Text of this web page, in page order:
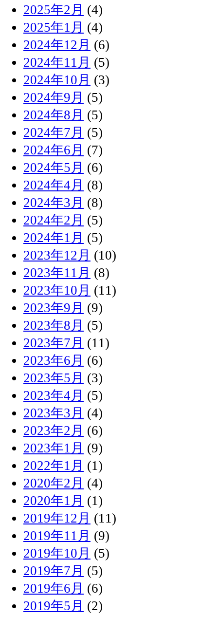
2025年2月 (4)
2025年1月 (4)
2024年12月 (6)
2024年11月 (5)
2024年10月 (3)
2024年9月 (5)
2024年8月 (5)
2024年7月 (5)
2024年6月 (7)
2024年5月 (6)
2024年4月 (8)
2024年3月 (8)
2024年2月 (5)
2024年1月 (5)
2023年12月 (10)
2023年11月 (8)
2023年10月 (11)
2023年9月 (9)
2023年8月 (5)
2023年7月 (11)
2023年6月 (6)
2023年5月 (3)
2023年4月 (5)
2023年3月 (4)
2023年2月 (6)
2023年1月 (9)
2022年1月 (1)
2020年2月 (4)
2020年1月 (1)
2019年12月 (11)
2019年11月 (9)
2019年10月 (5)
2019年7月 (5)
2019年6月 (6)
2019年5月 (2)